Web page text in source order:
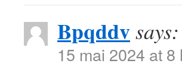
Bpqddvsays:
15 mai 2024 at 8